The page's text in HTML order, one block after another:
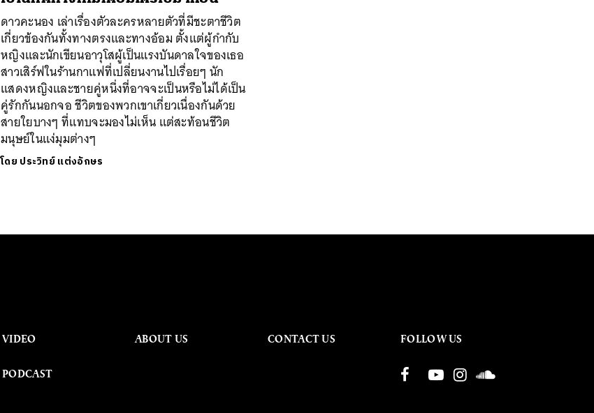
ดาวคะนอง เล่าเรื่องตัวละครหลายตัวที่มีชะตาชีวิต
เกี่ยวข้องกันทั้งทางตรงและทางอ้อม ตั้งแต่ผู้กำกับ
หญิงและนักเขียนอาวุโสผู้เป็นแรงบันดาลใจของเธอ
สาวเสิร์ฟในร้านกาแฟที่เปลี่ยนงานไปเรื่อยๆ นัก
แสดงหญิงและชายคู่หนึ่งที่อาจจะเป็นหรือไม่ได้เป็น
คู่รักกันนอกจอ ชีวิตของพวกเขาเกี่ยวเนื่องกันด้วย
สายใยบางๆ ที่แทบจะมองไม่เห็น แต่สะท้อนชีวิต
มนุษย์ในแง่มุมต่างๆ
โดย ประวิทย์ แต่งอักษร
VIDEO
PODCAST
ABOUT US CONTACT US FOLLOW US
SHARE TWEET LINE EMAIL